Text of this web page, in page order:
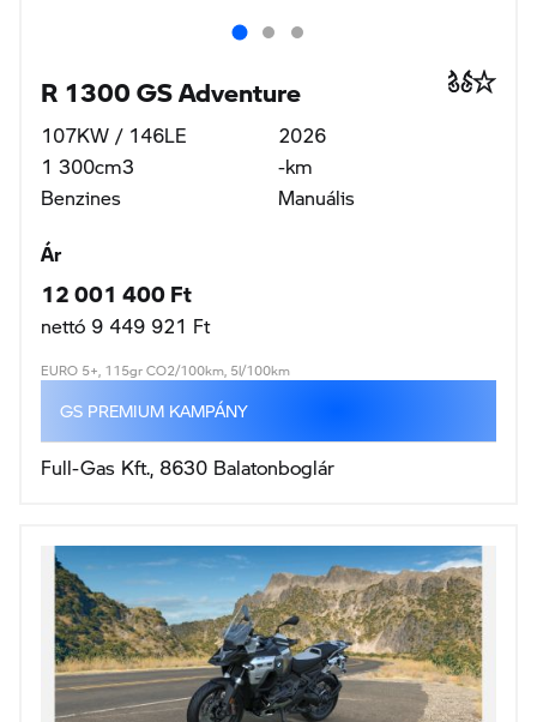
EURO 5+, 115gr CO2/100km, 5l/100km
Full-Gas Kft., 8630 Balatonboglár
R 1300 GS Adventure
1 300cm3
Benzines
-km
Manuális
Ár
12 017 600 Ft